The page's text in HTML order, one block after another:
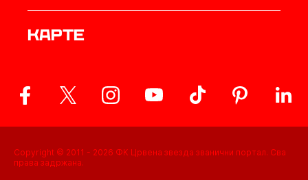
Карте
Copyright © 2011 - 2026 ФК Црвена звезда званични портал. Сва
права задржана.